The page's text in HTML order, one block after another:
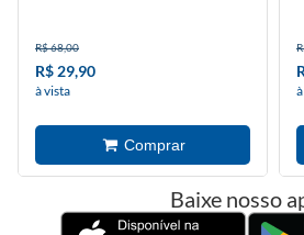
R$ 68,00
R$ 29,90
à vista
Baixe nosso